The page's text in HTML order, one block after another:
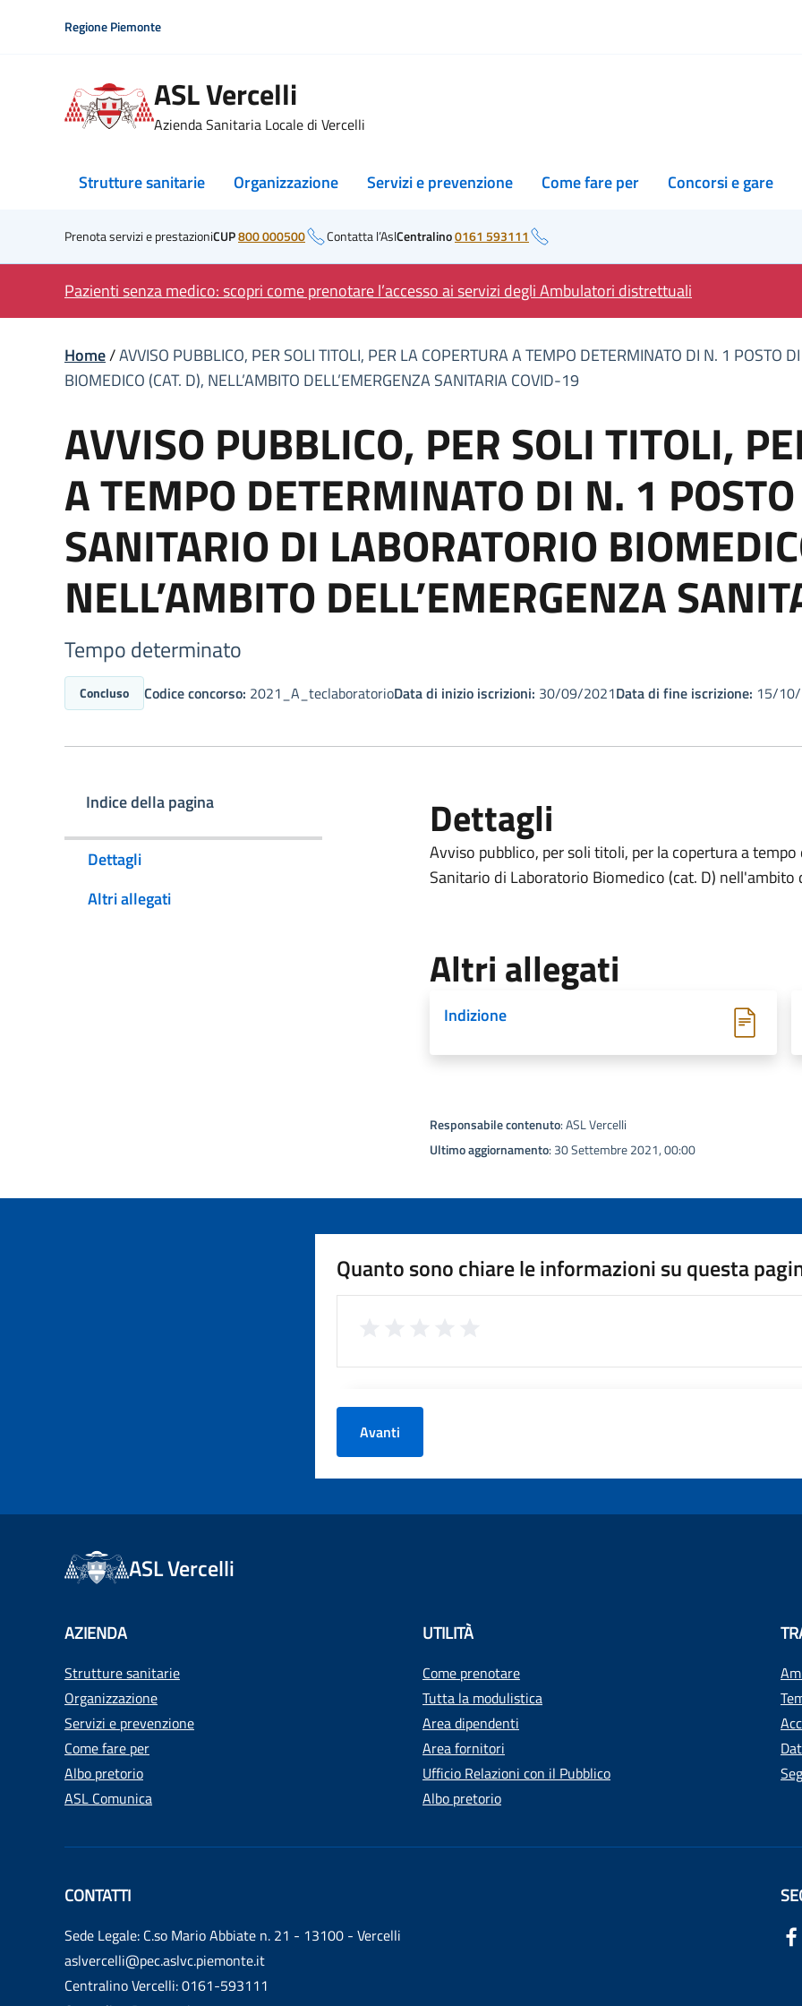
Regione Piemonte
ASL Vercelli
Azienda Sanitaria Locale di Vercelli
Strutture sanitarie Organizzazione Servizi e prevenzione Come fare per Concorsi e gare
Prenota servizi e prestazioniCUP800 000500 Contatta l’AslCentralino0161 593111
Pazienti senza medico: scopri come prenotare l’accesso ai servizi degli Ambulatori distrettuali
Home/AVVISO PUBBLICO, PER SOLI TITOLI, PER LA COPERTURA A TEMPO DETERMINATO DI N. 1 POSTO
BIOMEDICO (CAT. D), NELL’AMBITO DELL’EMERGENZA SANITARIA COVID-19
AVVISO PUBBLICO, PER SOLI TITOLI,
A TEMPO DETERMINATO DI N. 1
SANITARIO DI LABORATORIO
NELL’AMBITO DELL’EMERGENZA
Tempo determinato
Concluso Codice concorso: 2021_A_teclaboratorioData di inizio iscrizioni: 30/09/2021Data di fine iscrizione: 15/
Indice della pagina
Dettagli
Altri allegati
Dettagli
Avviso pubblico, per soli titoli, per la copertura a
Sanitario di Laboratorio Biomedico (cat. D)
Altri allegati
Indizione
Responsabile contenuto: ASL Vercelli
Ultimo aggiornamento: 30 Settembre 2021, 00:00
Quanto sono chiare le informazioni su questa
Avanti
ASL Vercelli
AZIENDA
Strutture sanitarie
Organizzazione
Servizi e prevenzione
Come fare per
Albo pretorio
ASL Comunica
UTILITÀ
Come prenotare
Tutta la modulistica
Area dipendenti
Area fornitori
Ufficio Relazioni con il Pubblico
Albo pretorio
CONTATTI
Sede Legale: C.so Mario Abbiate n. 21 - 13100 - Vercelli
aslvercelli@pec.aslvc.piemonte.it
Centralino Vercelli: 0161-593111